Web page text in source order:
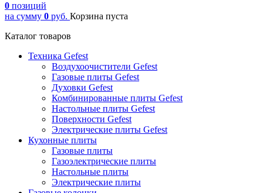
0 позиций
на сумму 0 руб. Корзина пуста
Каталог товаров
Техника Gefest
Воздухоочистители Gefest
Газовые плиты Gefest
Духовки Gefest
Комбинированные плиты Gefest
Настольные плиты Gefest
Поверхности Gefest
Электрические плиты Gefest
Кухонные плиты
Газовые плиты
Газоэлектрические плиты
Настольные плиты
Электрические плиты